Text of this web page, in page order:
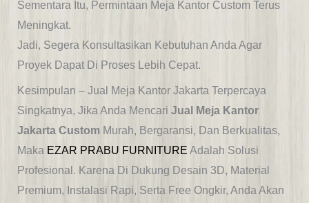
Sementara Itu, Permintaan Meja Kantor Custom Terus
Meningkat.
Jadi, Segera Konsultasikan Kebutuhan Anda Agar
Proyek Dapat Di Proses Lebih Cepat.
Kesimpulan – Jual Meja Kantor Jakarta Terpercaya
Singkatnya, Jika Anda Mencari Jual Meja Kantor
Jakarta Custom Murah, Bergaransi, Dan Berkualitas,
Maka EZAR PRABU FURNITURE Adalah Solusi
Profesional. Karena Di Dukung Desain 3D, Material
Premium, Instalasi Rapi, Serta Free Ongkir, Anda Akan